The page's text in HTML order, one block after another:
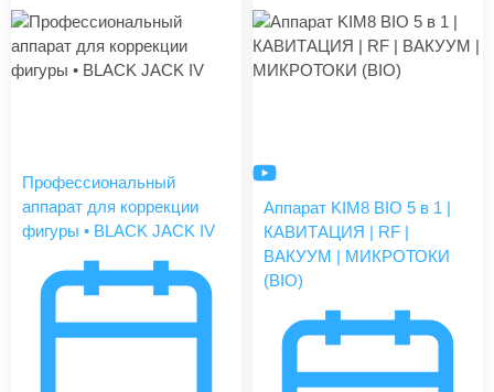
Профессиональный
аппарат для коррекции
фигуры • BLACK JACK IV
Аппарат KIM8 BIO 5 в 1 |
КАВИТАЦИЯ | RF |
ВАКУУМ | МИКРОТОКИ
(BIO)